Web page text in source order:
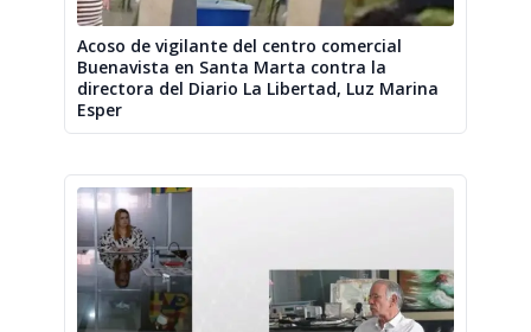
Acoso de vigilante del centro comercial
Buenavista en Santa Marta contra la
directora del Diario La Libertad, Luz Marina
Esper